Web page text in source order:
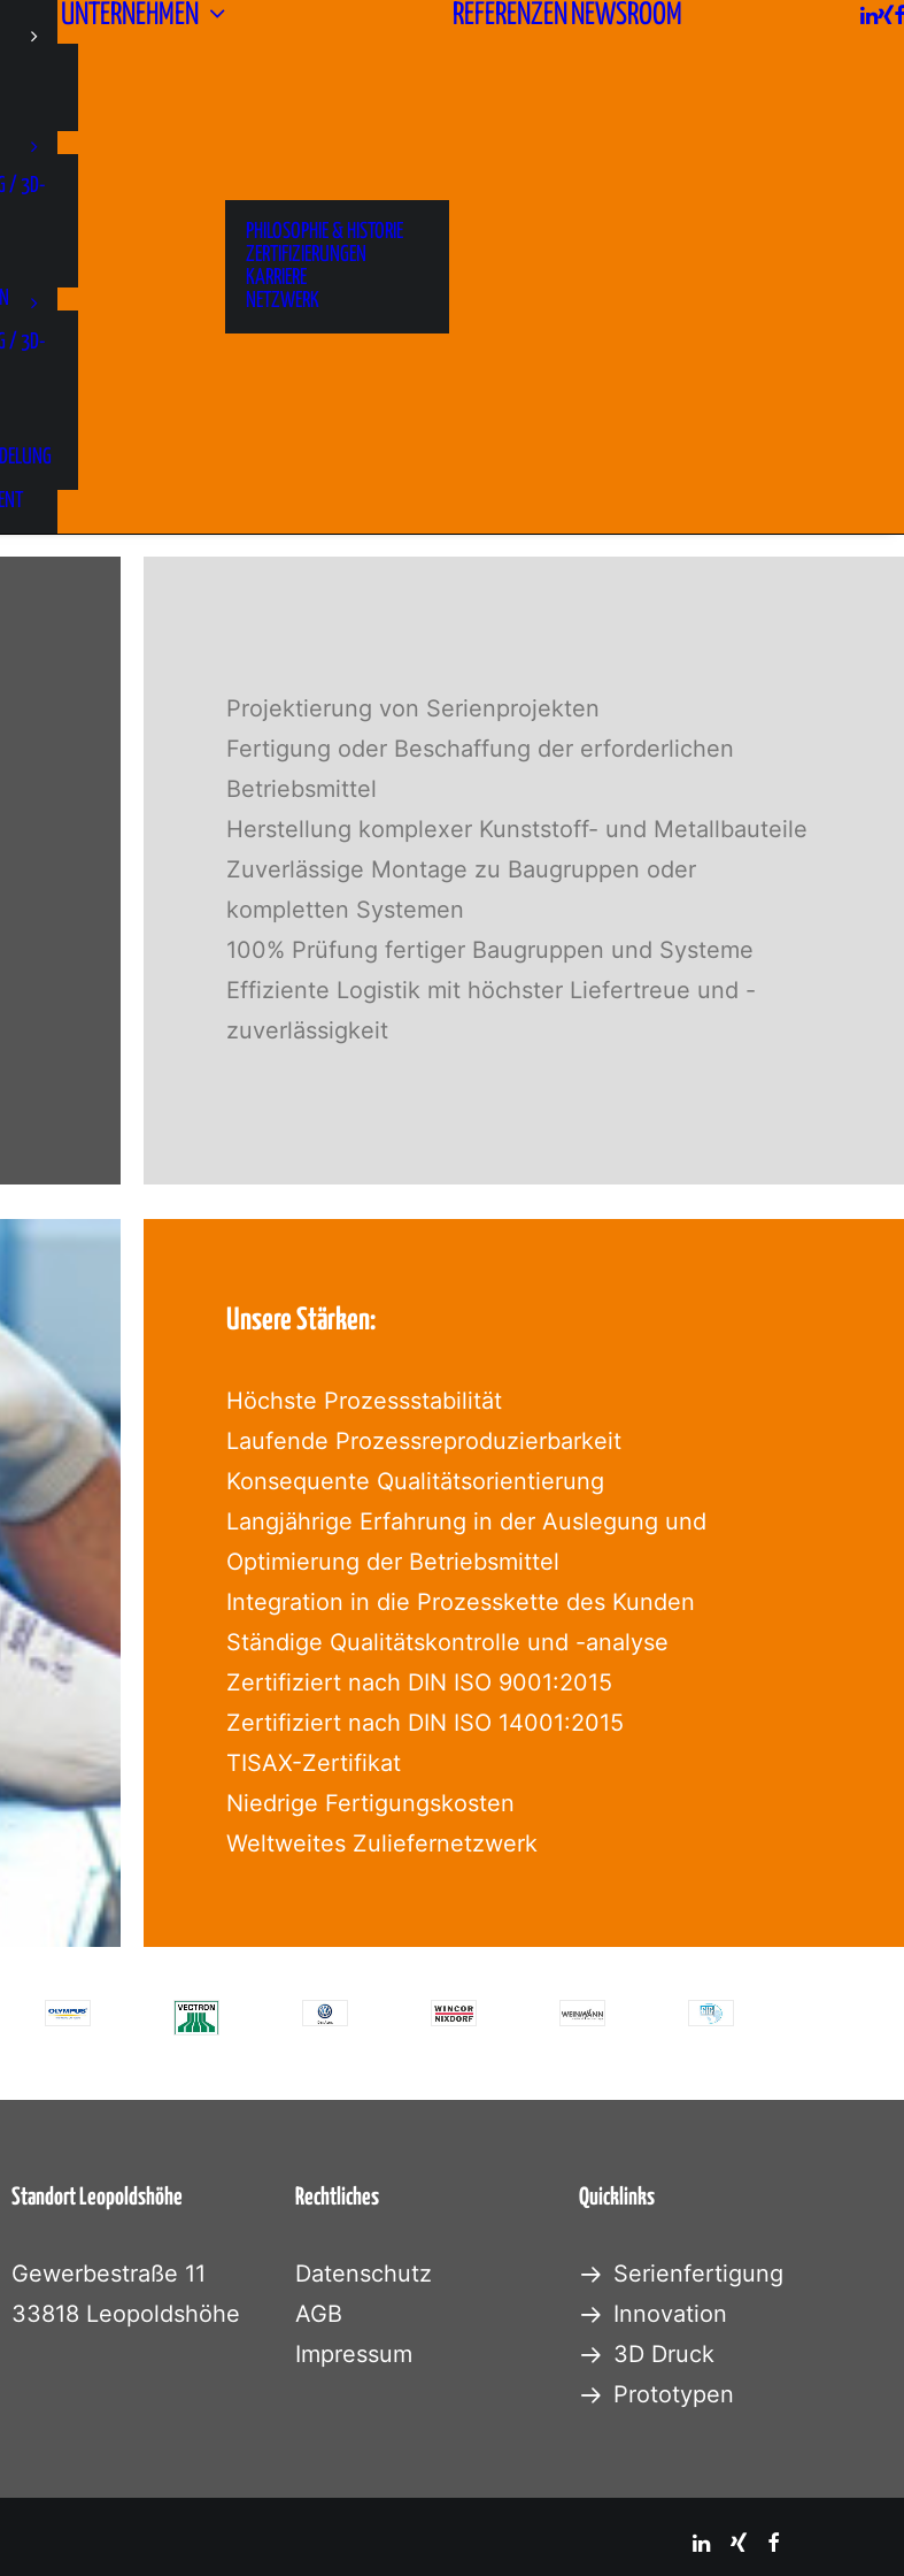
/ 3D-
/ 3D-
UNTERNEHMEN
PHILOSOPHIE & HISTORIE
ZERTIFIZIERUNGEN
KARRIERE
NETZWERK
REFERENZEN NEWSROOM
Projektierung von Serienprojekten
Fertigung oder Beschaffung der erforderlichen
Betriebsmittel
Herstellung komplexer Kunststoff- und Metallbauteile
Zuverlässige Montage zu Baugruppen oder
kompletten Systemen
100% Prüfung fertiger Baugruppen und Systeme
Effiziente Logistik mit höchster Liefertreue und -
zuverlässigkeit
Unsere Stärken:
Höchste Prozessstabilität
Laufende Prozessreproduzierbarkeit
Konsequente Qualitätsorientierung
Langjährige Erfahrung in der Auslegung und
Optimierung der Betriebsmittel
Integration in die Prozesskette des Kunden
Ständige Qualitätskontrolle und -analyse
Zertifiziert nach DIN ISO 9001:2015
Zertifiziert nach DIN ISO 14001:2015
TISAX-Zertifikat
Niedrige Fertigungskosten
Weltweites Zuliefernetzwerk
Standort Leopoldshöhe
Gewerbestraße 11
33818 Leopoldshöhe
Rechtliches
Datenschutz
AGB
Impressum
Quicklinks
Serienfertigung
Innovation
3D Druck
Prototypen